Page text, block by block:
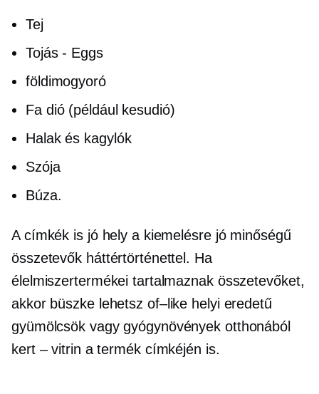
Tej
Tojás - Eggs
földimogyoró
Fa dió (például kesudió)
Halak és kagylók
Szója
Búza.
A címkék is jó hely a kiemelésre jó minőségű
összetevők háttértörténettel. Ha
élelmiszertermékei tartalmaznak összetevőket,
akkor büszke lehetsz of–like helyi eredetű
gyümölcsök vagy gyógynövények otthonából
kert – vitrin a termék címkéjén is.